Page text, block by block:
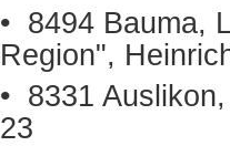
• 8494 Bauma,
Region",
• 8331
23